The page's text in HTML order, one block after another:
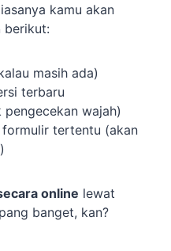
kamu akan
berikut:
masih ada)
terbaru
wajah)
tertentu (akan
online lewat
banget, kan?